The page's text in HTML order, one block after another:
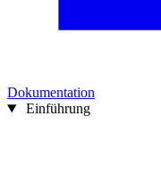
Dokumentation
Einführung